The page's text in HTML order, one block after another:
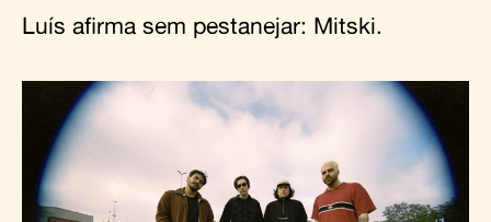
Luís afirma sem pestanejar: Mitski.